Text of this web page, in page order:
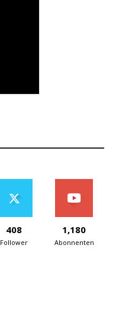
408
Follower
1,180
Abonnenten